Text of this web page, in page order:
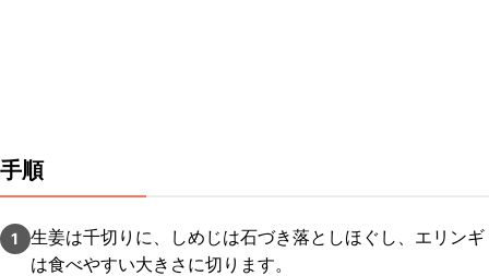
手順
1
生姜は千切りに、しめじは石づき落としほぐし、エリンギ
は食べやすい大きさに切ります。